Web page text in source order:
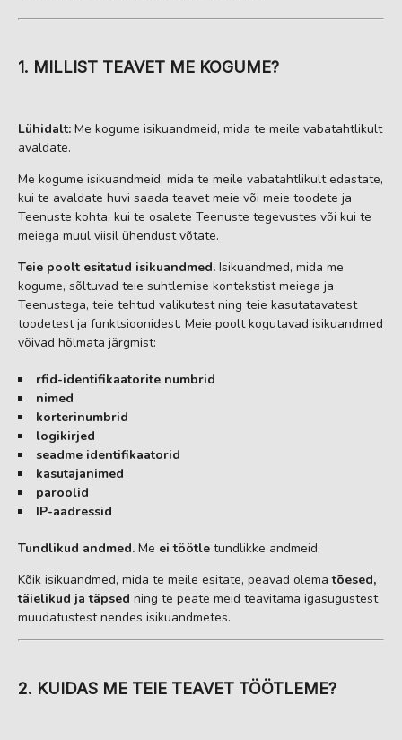
1. MILLIST TEAVET ME KOGUME?
Lühidalt: Me kogume isikuandmeid, mida te meile vabatahtlikult
avaldate.
Me kogume isikuandmeid, mida te meile vabatahtlikult edastate,
kui te avaldate huvi saada teavet meie või meie toodete ja
Teenuste kohta, kui te osalete Teenuste tegevustes või kui te
meiega muul viisil ühendust võtate.
Teie poolt esitatud isikuandmed. Isikuandmed, mida me
kogume, sõltuvad teie suhtlemise kontekstist meiega ja
Teenustega, teie tehtud valikutest ning teie kasutatavatest
toodetest ja funktsioonidest. Meie poolt kogutavad isikuandmed
võivad hõlmata järgmist:
rfid-identifikaatorite numbrid
nimed
korterinumbrid
logikirjed
seadme identifikaatorid
kasutajanimed
paroolid
IP-aadressid
Tundlikud andmed. Me ei töötle tundlikke andmeid.
Kõik isikuandmed, mida te meile esitate, peavad olematõesed,
täielikud ja täpsed ning te peate meid teavitama igasugustest
muudatustest nendes isikuandmetes.
2. KUIDAS ME TEIE TEAVET TÖÖTLEME?